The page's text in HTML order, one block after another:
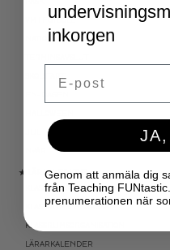
VM I FOTBOLL
NATIONALDAGEN 6 JUNI
SKOLSTART
★ LÄRARVERKTYG
KLASSRUMSDEKORATION
KLASSRUMSLEDARSKAP
KLASSRUMSORGANISATION
LÄRARKALENDER
inkorgen
JA,
Genom att anmäla dig
från Teaching
prenumerationen när